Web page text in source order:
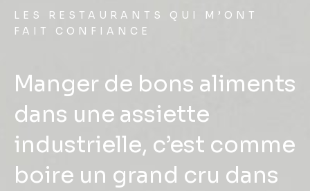
LES RESTAURANTS QUI M’ONT
FAIT CONFIANCE
Manger de bons aliments
dans une assiette
industrielle, c’est comme
boire un grand cru dans